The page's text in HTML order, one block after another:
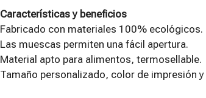
Características y beneficios
Fabricado con materiales 100% ecológicos.
Las muescas permiten una fácil apertura.
Material apto para alimentos, termosellable.
Tamaño personalizado, color de impresión